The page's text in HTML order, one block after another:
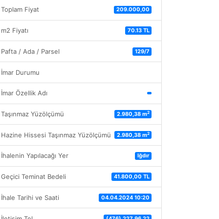
Toplam Fiyat 209.000,00
m2 Fiyatı 70.13 TL
Pafta / Ada / Parsel 129/7
İmar Durumu
İmar Özellik Adı
Taşınmaz Yüzölçümü 2.980,38 m2
Hazine Hissesi Taşınmaz Yüzölçümü 2.980,38 m2
İhalenin Yapılacağı Yer Iğdır
Geçici Teminat Bedeli 41.800,00 TL
İhale Tarihi ve Saati 04.04.2024 10:20